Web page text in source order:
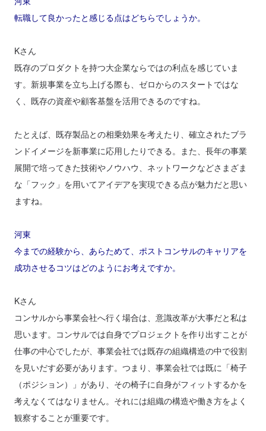
転職して良かったと感じる点はどちらでしょうか。
Kさん
既存のプロダクトを持つ大企業ならではの利点を感じていま
す。新規事業を立ち上げる際も、ゼロからのスタートではな
く、既存の資産や顧客基盤を活用できるのですね。
たとえば、既存製品との相乗効果を考えたり、確立されたブラ
ンドイメージを新事業に応用したりできる。また、長年の事業
展開で培ってきた技術やノウハウ、ネットワークなどさまざま
な「フック」を用いてアイデアを実現できる点が魅力だと思い
ますね。
河東
今までの経験から、あらためて、ポストコンサルのキャリアを
成功させるコツはどのようにお考えですか。
Kさん
コンサルから事業会社へ行く場合は、意識改革が大事だと私は
思います。コンサルでは自身でプロジェクトを作り出すことが
仕事の中心でしたが、事業会社では既存の組織構造の中で役割
を見いだす必要があります。つまり、事業会社では既に「椅子
（ポジション）」があり、その椅子に自身がフィットするかを
考えなくてはなりません。それには組織の構造や働き方をよく
観察することが重要です。